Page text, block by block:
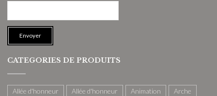
CATEGORIES DE PRODUITS
Allée d'honneur Allée d'honneur Animation
Arche